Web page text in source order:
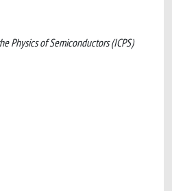
Physics of Semiconductors (ICPS)